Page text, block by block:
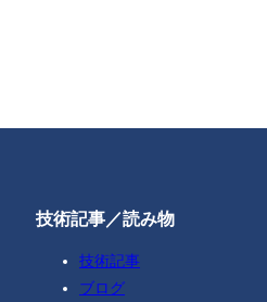
技術記事／読み物
技術記事
ブログ